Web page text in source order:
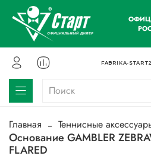
FABRIKA-
Главная Теннисные
Основание GAMBLER
FLARED